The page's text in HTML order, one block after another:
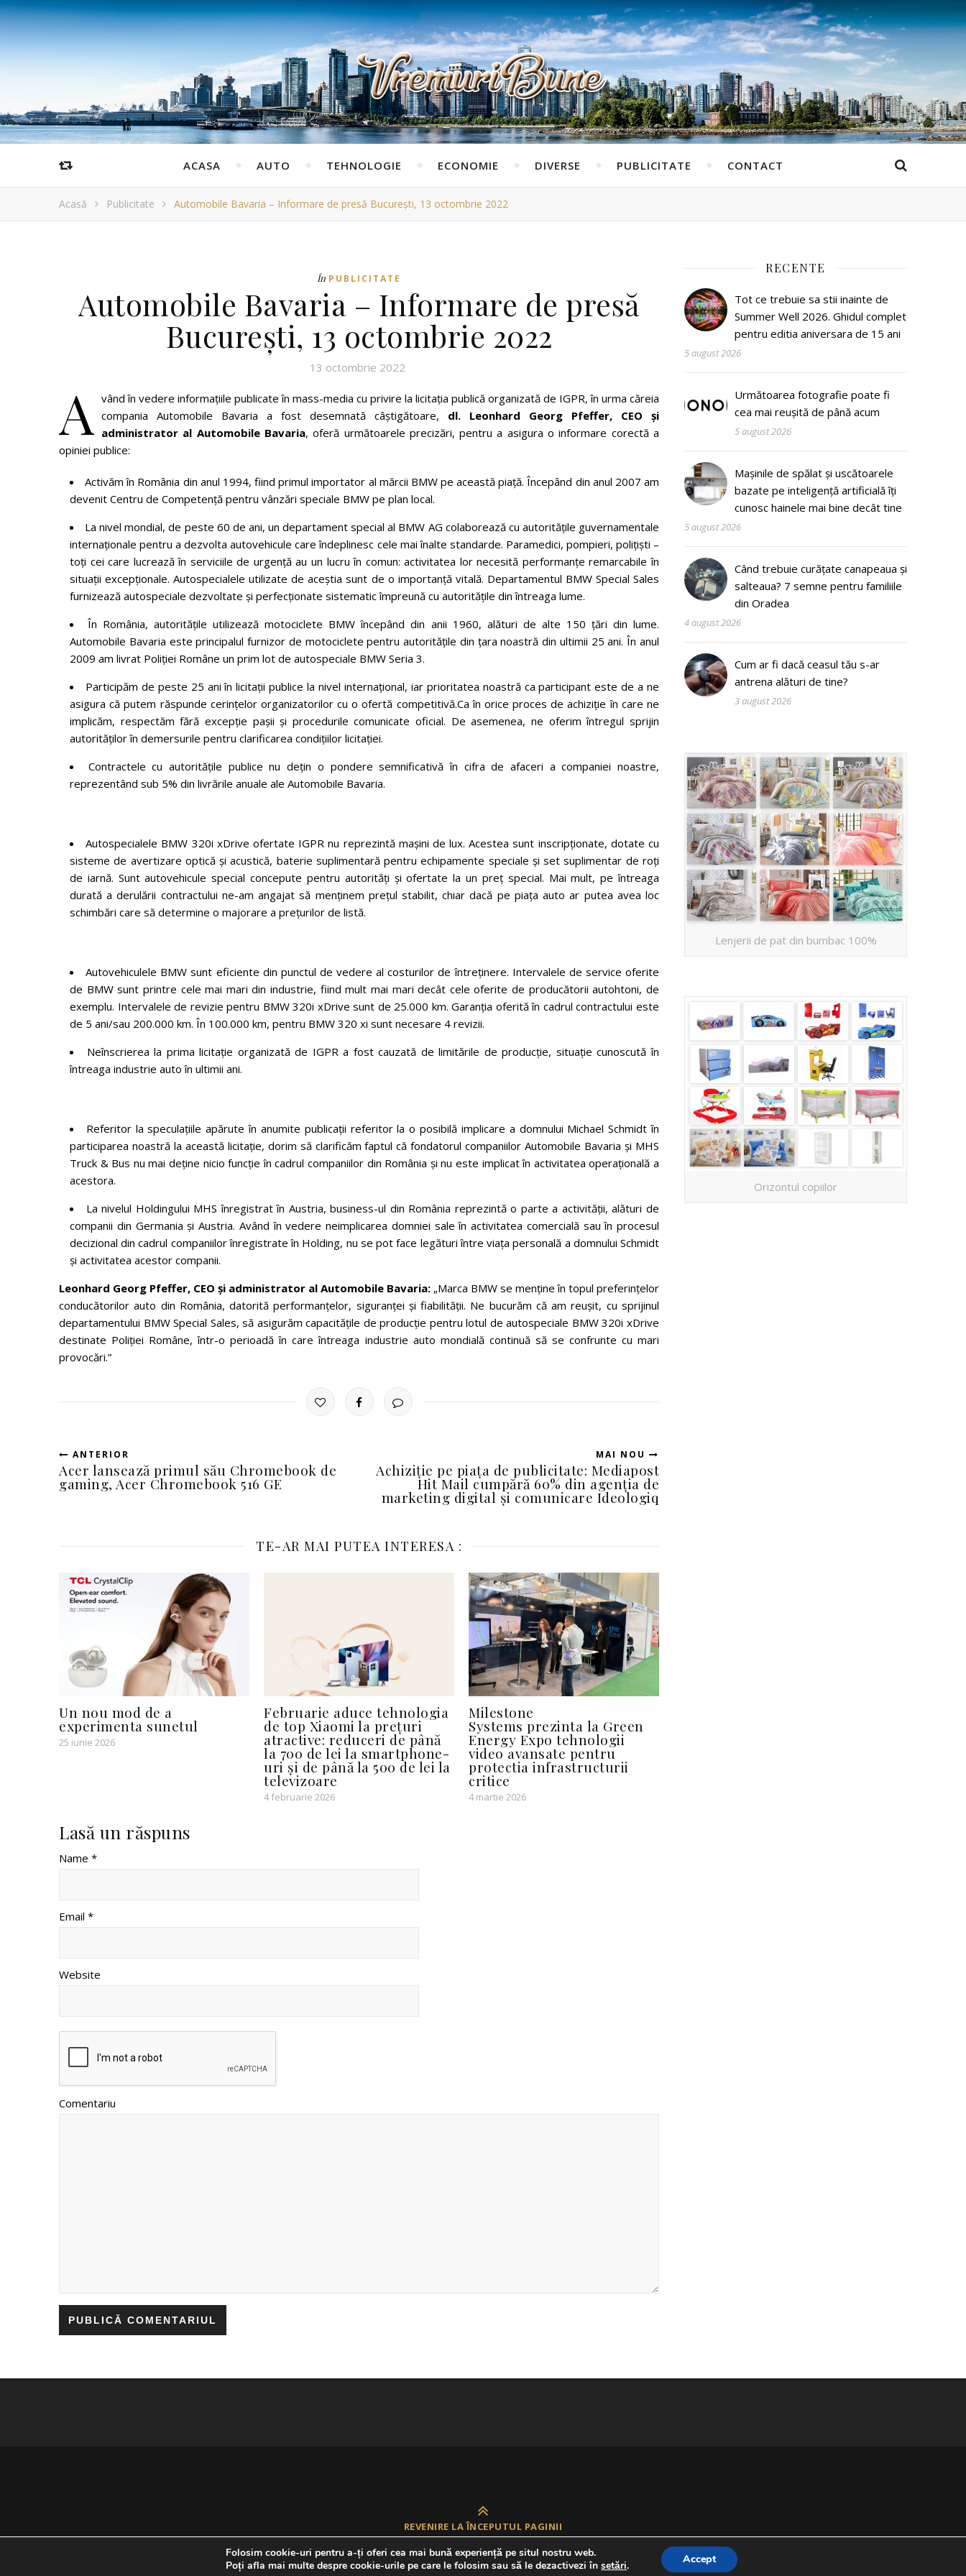
ACASA AUTO TEHNOLOGIE ECONOMIE DIVERSE PUBLICITATE CONTACT
Acasă Publicitate Automobile Bavaria – Informare de presă București, 13 octombrie 2022
În PUBLICITATE
Automobile Bavaria – Informare de presă
București, 13 octombrie 2022
13 octombrie 2022
A vând în vedere informațiile publicate în mass-media cu privire la licitația publică organizată de IGPR, în urma căreia
compania Automobile Bavaria a fost desemnată câștigătoare, dl. Leonhard Georg Pfeffer, CEO și
administrator al Automobile Bavaria, oferă următoarele precizări, pentru a asigura o informare corectă a
opiniei publice:
Activăm în România din anul 1994, fiind primul importator al mărcii BMW pe această piață. Începând din anul 2007 am
devenit Centru de Competență pentru vânzări speciale BMW pe plan local.
La nivel mondial, de peste 60 de ani, un departament special al BMW AG colaborează cu autoritățile guvernamentale
internaționale pentru a dezvolta autovehicule care îndeplinesc cele mai înalte standarde. Paramedici, pompieri, polițiști –
toți cei care lucrează în serviciile de urgență au un lucru în comun: activitatea lor necesită performanțe remarcabile în
situații excepționale. Autospecialele utilizate de aceștia sunt de o importanță vitală. Departamentul BMW Special Sales
furnizează autospeciale dezvoltate și perfecționate sistematic împreună cu autoritățile din întreaga lume.
În România, autoritățile utilizează motociclete BMW începând din anii 1960, alături de alte 150 țări din lume.
Automobile Bavaria este principalul furnizor de motociclete pentru autoritățile din țara noastră din ultimii 25 ani. În anul
2009 am livrat Poliției Române un prim lot de autospeciale BMW Seria 3.
Participăm de peste 25 ani în licitații publice la nivel internațional, iar prioritatea noastră ca participant este de a ne
asigura că putem răspunde cerințelor organizatorilor cu o ofertă competitivă.Ca în orice proces de achiziție în care ne
implicăm, respectăm fără excepție pașii şi procedurile comunicate oficial. De asemenea, ne oferim întregul sprijin
autorităților în demersurile pentru clarificarea condițiilor licitației.
Contractele cu autoritățile publice nu dețin o pondere semnificativă în cifra de afaceri a companiei noastre,
reprezentând sub 5% din livrările anuale ale Automobile Bavaria.
Autospecialele BMW 320i xDrive ofertate IGPR nu reprezintă mașini de lux. Acestea sunt inscripționate, dotate cu
sisteme de avertizare optică și acustică, baterie suplimentară pentru echipamente speciale și set suplimentar de roți
de iarnă. Sunt autovehicule special concepute pentru autorități și ofertate la un preț special. Mai mult, pe întreaga
durată a derulării contractului ne-am angajat să menținem prețul stabilit, chiar dacă pe piața auto ar putea avea loc
schimbări care să determine o majorare a prețurilor de listă.
Autovehiculele BMW sunt eficiente din punctul de vedere al costurilor de întreținere. Intervalele de service oferite
de BMW sunt printre cele mai mari din industrie, fiind mult mai mari decât cele oferite de producătorii autohtoni, de
exemplu. Intervalele de revizie pentru BMW 320i xDrive sunt de 25.000 km. Garanția oferită în cadrul contractului este
de 5 ani/sau 200.000 km. În 100.000 km, pentru BMW 320 xi sunt necesare 4 revizii.
Neînscrierea la prima licitație organizată de IGPR a fost cauzată de limitările de producție, situație cunoscută în
întreaga industrie auto în ultimii ani.
Referitor la speculațiile apărute în anumite publicații referitor la o posibilă implicare a domnului Michael Schmidt în
participarea noastră la această licitație, dorim să clarificăm faptul că fondatorul companiilor Automobile Bavaria și MHS
Truck & Bus nu mai deține nicio funcție în cadrul companiilor din România și nu este implicat în activitatea operațională a
acestora.
La nivelul Holdingului MHS înregistrat în Austria, business-ul din România reprezintă o parte a activității, alături de
companii din Germania și Austria. Având în vedere neimplicarea domniei sale în activitatea comercială sau în procesul
decizional din cadrul companiilor înregistrate în Holding, nu se pot face legături între viața personală a domnului Schmidt
și activitatea acestor companii.
Leonhard Georg Pfeffer, CEO și administrator al Automobile Bavaria: „Marca BMW se menține în topul preferințelor
conducătorilor auto din România, datorită performanțelor, siguranței și fiabilității. Ne bucurăm că am reușit, cu sprijinul
departamentului BMW Special Sales, să asigurăm capacitățile de producție pentru lotul de autospeciale BMW 320i xDrive
destinate Poliției Române, într-o perioadă în care întreaga industrie auto mondială continuă să se confrunte cu mari
provocări.”
ANTERIOR
Acer lansează primul său Chromebook de
gaming, Acer Chromebook 516 GE
MAI NOU
Achiziție pe piața de publicitate: Mediapost
Hit Mail cumpără 60% din agenția de
marketing digital și comunicare Ideologiq
TE-AR MAI PUTEA INTERESA :
Un nou mod de a
experimenta sunetul
25 iunie 2026
Februarie aduce tehnologia
de top Xiaomi la prețuri
atractive: reduceri de până
la 700 de lei la smartphone-
uri și de până la 500 de lei la
televizoare
4 februarie 2026
Milestone
Systems prezinta la Green
Energy Expo tehnologii
video avansate pentru
protectia infrastructurii
critice
4 martie 2026
Lasă un răspuns
Name *
Email *
Website
Comentariu
RECENTE
Tot ce trebuie sa stii inainte de
Summer Well 2026. Ghidul complet
pentru editia aniversara de 15 ani
5 august 2026
Următoarea fotografie poate fi
cea mai reușită de până acum
5 august 2026
Mașinile de spălat și uscătoarele
bazate pe inteligență artificială îți
cunosc hainele mai bine decât tine
5 august 2026
Când trebuie curățate canapeaua și
salteaua? 7 semne pentru familiile
din Oradea
4 august 2026
Cum ar fi dacă ceasul tău s-ar
antrena alături de tine?
3 august 2026
Lenjerii de pat din bumbac 100%
Orizontul copiilor
REVENIRE LA ÎNCEPUTUL PAGINII
Folosim cookie-uri pentru a-ți oferi cea mai bună experiență pe situl nostru web.
Poți afla mai multe despre cookie-urile pe care le folosim sau să le dezactivezi însetări. Accept